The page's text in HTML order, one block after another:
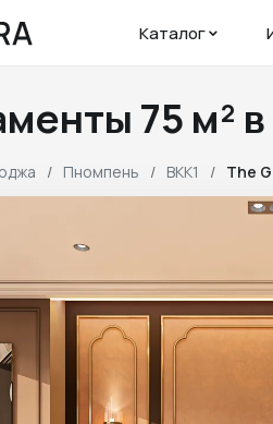
Каталог
75 м² в
Пномпень BKK1 The